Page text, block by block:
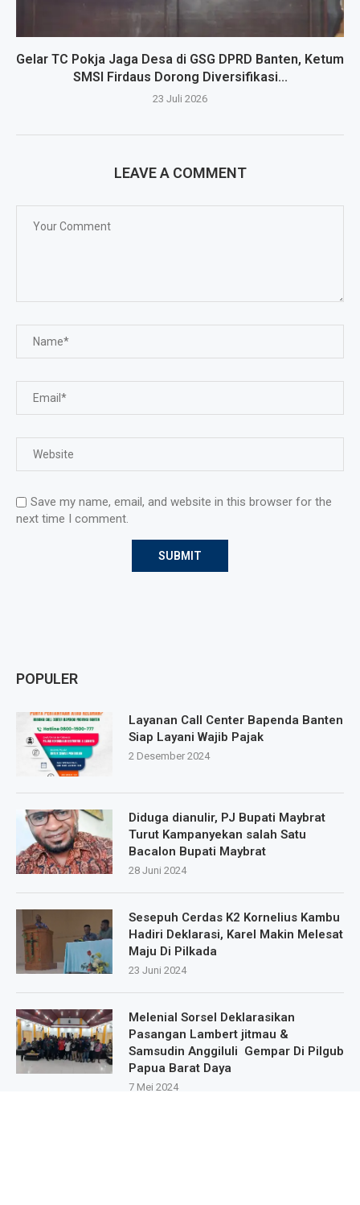
Gelar TC Pokja Jaga Desa di GSG DPRD Banten, Ketum
SMSI Firdaus Dorong Diversifikasi...
23 Juli 2026
LEAVE A COMMENT
Save my name, email, and website in this browser for the
next time I comment.
POPULER
Layanan Call Center Bapenda Banten
Siap Layani Wajib Pajak
2 Desember 2024
Diduga dianulir, PJ Bupati Maybrat
Turut Kampanyekan salah Satu
Bacalon Bupati Maybrat
28 Juni 2024
Sesepuh Cerdas K2 Kornelius Kambu
Hadiri Deklarasi, Karel Makin Melesat
Maju Di Pilkada
23 Juni 2024
Melenial Sorsel Deklarasikan
Pasangan Lambert jitmau &
Samsudin Anggiluli Gempar Di Pilgub
Papua Barat Daya
7 Mei 2024